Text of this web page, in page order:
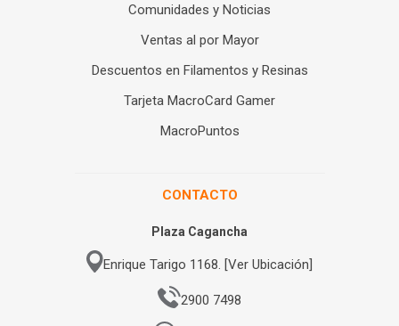
Comunidades y Noticias
Ventas al por Mayor
Descuentos en Filamentos y Resinas
Tarjeta MacroCard Gamer
MacroPuntos
CONTACTO
Plaza Cagancha
Enrique Tarigo 1168. [Ver Ubicación]
2900 7498